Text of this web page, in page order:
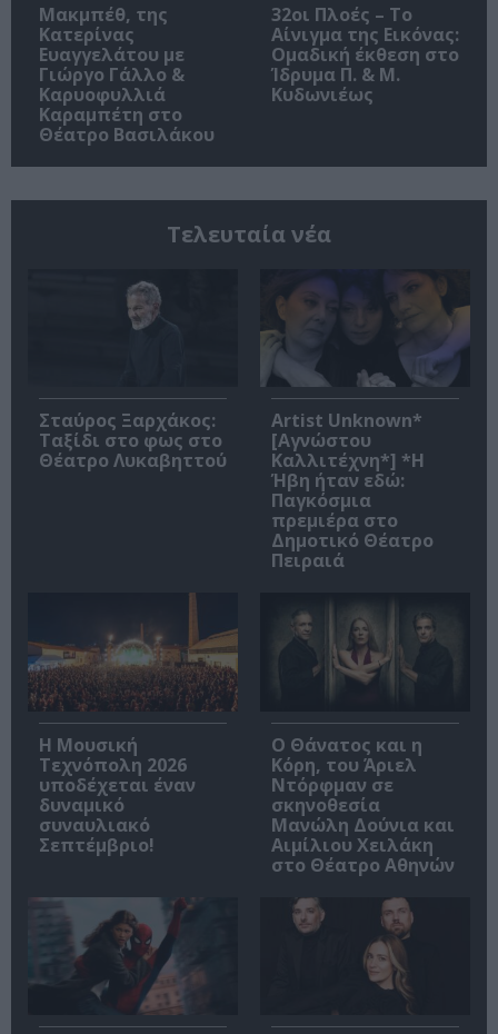
Μακμπέθ, της
Κατερίνας
Ευαγγελάτου με
Γιώργο Γάλλο &
Καρυοφυλλιά
Καραμπέτη στο
Θέατρο Βασιλάκου
32οι Πλοές – Το
Αίνιγμα της Εικόνας:
Ομαδική έκθεση στο
Ίδρυμα Π. & Μ.
Κυδωνιέως
Τελευταία νέα
Σταύρος Ξαρχάκος:
Ταξίδι στο φως στο
Θέατρο Λυκαβηττού
Artist Unknown*
[Αγνώστου
Καλλιτέχνη*] *Η
Ήβη ήταν εδώ:
Παγκόσμια
πρεμιέρα στο
Δημοτικό Θέατρο
Πειραιά
Η Μουσική
Τεχνόπολη 2026
υποδέχεται έναν
δυναμικό
συναυλιακό
Σεπτέμβριο!
Ο Θάνατος και η
Κόρη, του Άριελ
Ντόρφμαν σε
σκηνοθεσία
Μανώλη Δούνια και
Αιμίλιου Χειλάκη
στο Θέατρο Αθηνών